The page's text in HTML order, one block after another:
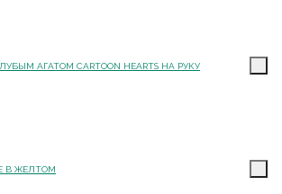
АГАТОМ CARTOON HEARTS НА РУКУ
В ЖЕЛТОМ